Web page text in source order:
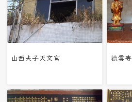
山西夫子天文宮 德雲寺